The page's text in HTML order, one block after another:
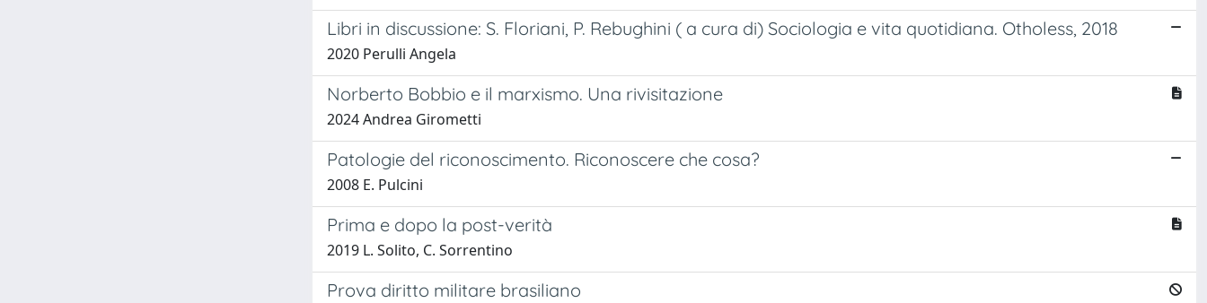
Libri in discussione: S. Floriani, P. Rebughini ( a cura di) Sociologia e vita quotidiana. Otholess, 2018
2020 Perulli Angela
Norberto Bobbio e il marxismo. Una rivisitazione
2024 Andrea Girometti
Patologie del riconoscimento. Riconoscere che cosa?
2008 E. Pulcini
Prima e dopo la post-verità
2019 L. Solito, C. Sorrentino
Prova diritto militare brasiliano